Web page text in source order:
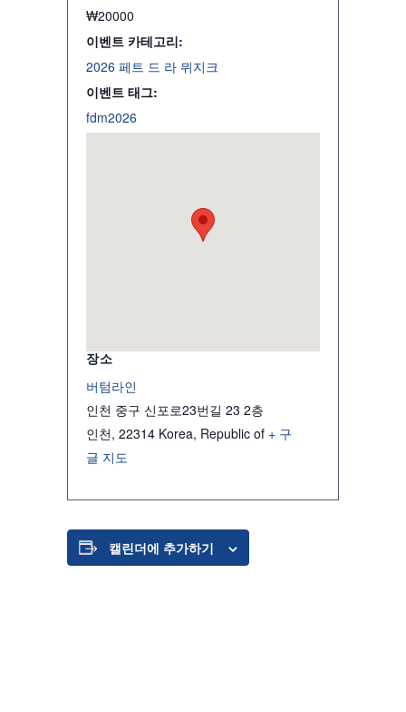
₩20000
이벤트 카테고리:
2026 페트 드 라 뮈지크
이벤트 태그:
fdm2026
장소
버텀라인
인천 중구 신포로23번길 23 2층
인천, 22314 Korea, Republic of + 구
글 지도
캘린더에 추가하기